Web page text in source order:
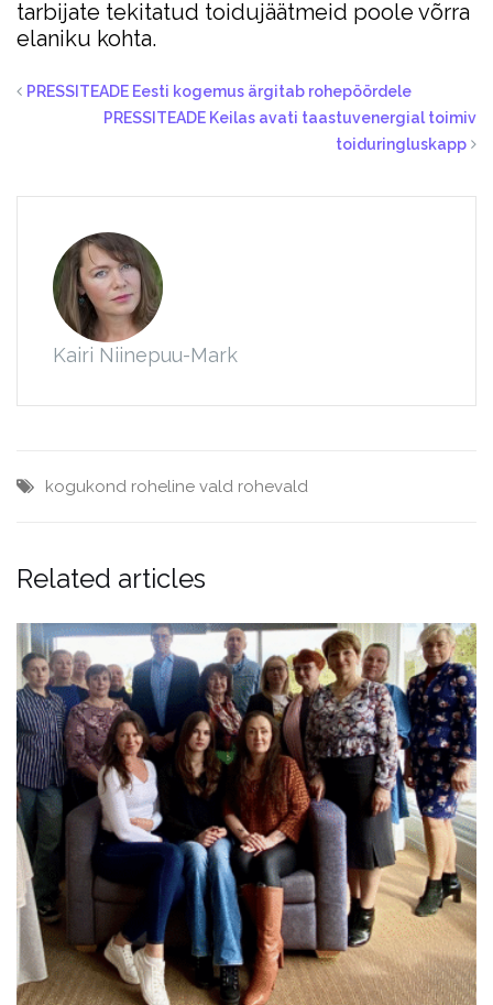
tarbijate tekitatud toidujäätmeid poole võrra
elaniku kohta.
PRESSITEADE Eesti kogemus ärgitab rohepöördele
PRESSITEADE Keilas avati taastuvenergial toimiv
toiduringluskapp
Kairi Niinepuu-Mark
kogukond roheline vald rohevald
Related articles